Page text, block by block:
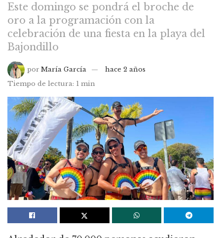
Este domingo se pondrá el broche de
oro a la programación con la
celebración de una fiesta en la playa del
Bajondillo
por María García
hace 2 años
Tiempo de lectura: 1 min